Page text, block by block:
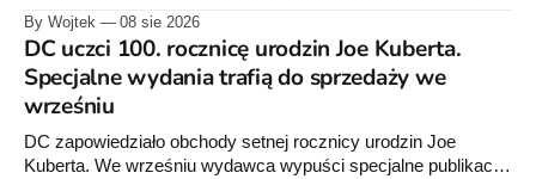
zapowiedział około 30 stron dodatków.
By Wojtek 08 sie 2026
DC uczci 100. rocznicę urodzin Joe Kuberta.
Specjalne wydania trafią do sprzedaży we
wrześniu
DC zapowiedziało obchody setnej rocznicy urodzin Joe
Kuberta. We wrześniu wydawca wypuści specjalne publikacje